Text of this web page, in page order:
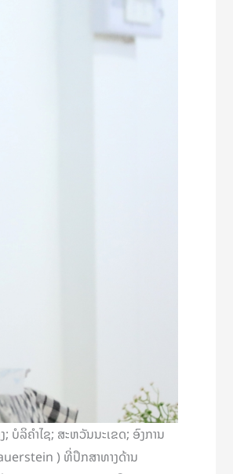
ບໍລິຄຳໄຊ; ສະຫວັນນະເຂດ; ອົງການ
) ທີ່ປຶກສາທາງດ້ານ